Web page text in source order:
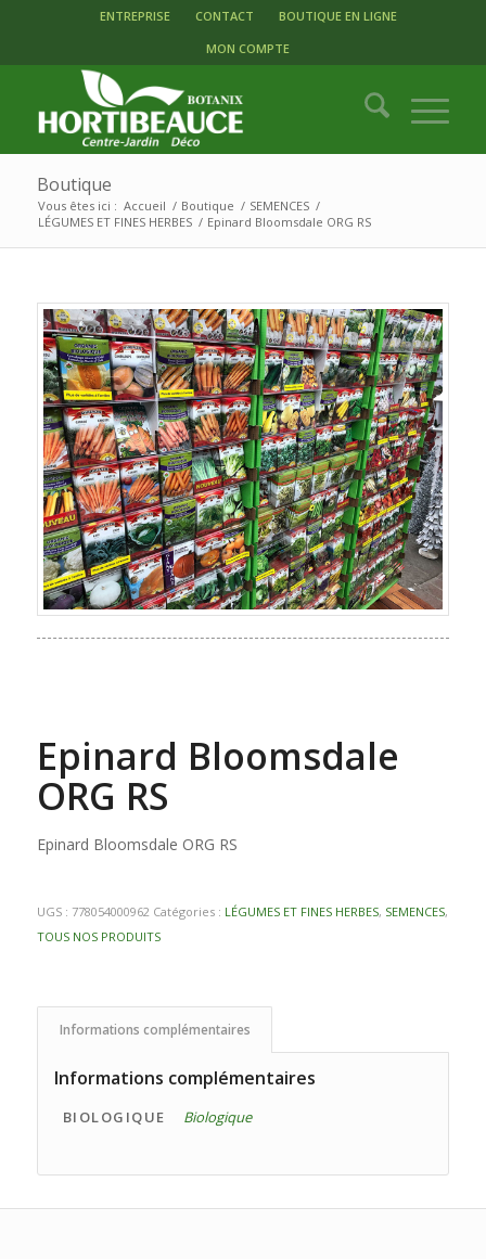
ENTREPRISE CONTACT
BOUTIQUE EN LIGNE
MON COMPTE
Boutique
Vous êtes ici : Accueil / Boutique / SEMENCES /
LÉGUMES ET FINES HERBES / Epinard Bloomsdale ORG RS
Epinard Bloomsdale
ORG RS
Epinard Bloomsdale ORG RS
UGS : 778054000962 Catégories : LÉGUMES ET FINES HERBES, SEMENCES,
TOUS NOS PRODUITS
Informations complémentaires
Informations complémentaires
BIOLOGIQUE Biologique